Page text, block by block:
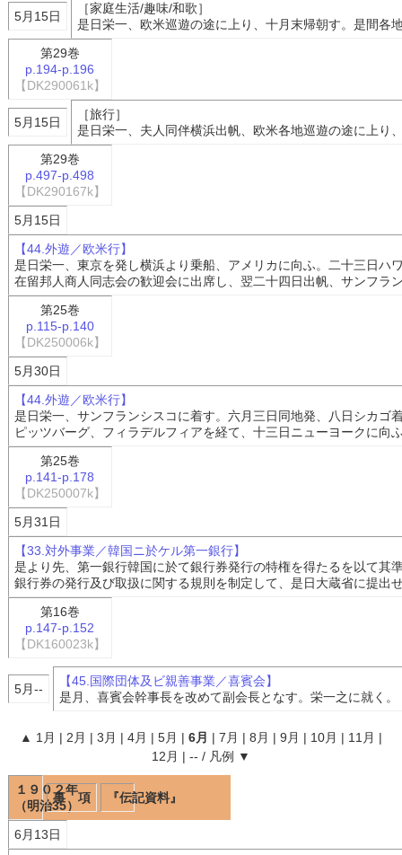
5月15日
［家庭生活/趣味/和歌］
是日栄一、欧米巡遊の途に上り、十月末帰朝す。是間各
第29巻
p.194-p.196
【DK290061k】
5月15日
［旅行］
是日栄一、夫人同伴横浜出帆、欧米各地巡遊の途に上り
第29巻
p.497-p.498
【DK290167k】
5月15日
【44.外遊／欧米行】
是日栄一、東京を発し横浜より乗船、アメリカに向ふ。二十三日ハ
在留邦人商人同志会の歓迎会に出席し、翌二十四日出帆、サンフラ
第25巻
p.115-p.140
【DK250006k】
5月30日
【44.外遊／欧米行】
是日栄一、サンフランシスコに着す。六月三日同地発、八日シカゴ
ピッツバーグ、フィラデルフィアを経て、十三日ニューヨークに向
第25巻
p.141-p.178
【DK250007k】
5月31日
【33.対外事業／韓国ニ於ケル第一銀行】
是より先、第一銀行韓国に於て銀行券発行の特権を得たるを以て其
銀行券の発行及び取扱に関する規則を制定して、是日大蔵省に提出
第16巻
p.147-p.152
【DK160023k】
5月--
【45.国際団体及ビ親善事業／喜賓会】
是月、喜賓会幹事長を改めて副会長となす。栄一之に就く。
▲ 1月 | 2月 | 3月 | 4月 | 5月 | 6月 | 7月 | 8月 | 9月 | 10月 | 11月 |
12月 | -- / 凡例 ▼
１９０２年
（明治35）
事 項 『伝記資料』
6月13日